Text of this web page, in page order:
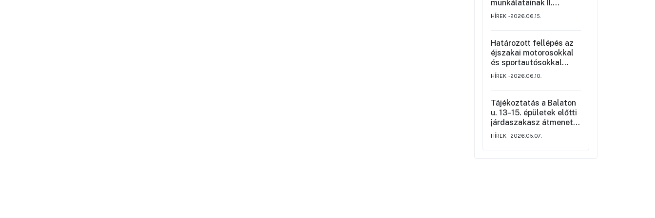
munkálatainak II.
üteméről a Szemere
valamint a környék
ideiglenes forgalmi
rendjéről
HÍREK 2026.06.15.
Határozott fellépés az
éjszakai motorosokkal
és sportautósokkal
szemben
HÍREK 2026.06.10.
Tájékoztatás a Balaton
u. 13–15. épületek előtti
járdaszakasz átmeneti
korlátozásáról
HÍREK 2026.05.07.